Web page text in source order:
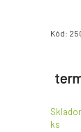
Kód:
ks